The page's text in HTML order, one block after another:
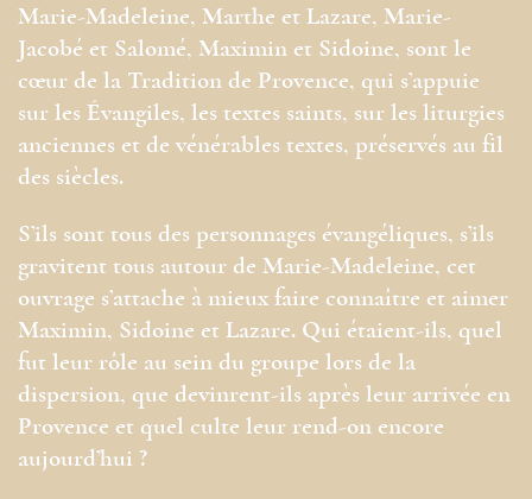
Marie-Madeleine, Marthe et Lazare, Marie-
Jacobé et Salomé, Maximin et Sidoine, sont le
cœur de la Tradition de Provence, qui s’appuie
sur les Évangiles, les textes saints, sur les liturgies
anciennes et de vénérables textes, préservés au fil
des siècles.
S’ils sont tous des personnages évangéliques, s’ils
gravitent tous autour de Marie-Madeleine, cet
ouvrage s’attache à mieux faire connaître et aimer
Maximin, Sidoine et Lazare. Qui étaient-ils, quel
fut leur rôle au sein du groupe lors de la
dispersion, que devinrent-ils après leur arrivée en
Provence et quel culte leur rend-on encore
aujourd’hui ?